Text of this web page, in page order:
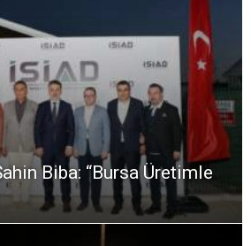
Biba: “Bursa Üretimle